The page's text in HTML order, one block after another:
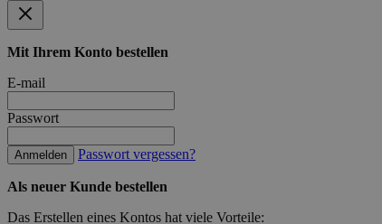
Mit Ihrem Konto bestellen
E-mail
Passwort
Anmelden Passwort vergessen?
Als neuer Kunde bestellen
Das Erstellen eines Kontos hat viele Vorteile: